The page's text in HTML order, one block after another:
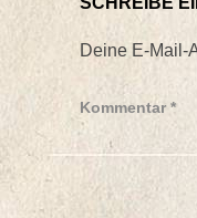
Deine E-Mail-
Kommentar *